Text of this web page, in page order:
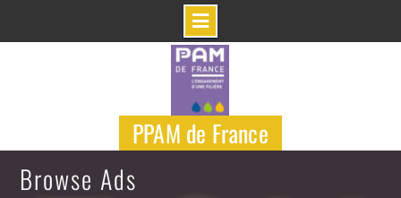
PPAM de France
Browse Ads